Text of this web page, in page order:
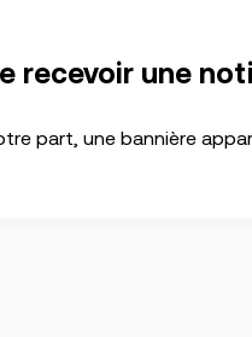
recevoir une
part, une bannière